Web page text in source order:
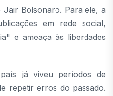
Jair Bolsonaro. Para ele, a
em rede social,
e ameaça às liberdades
já viveu períodos de
repetir erros do passado.